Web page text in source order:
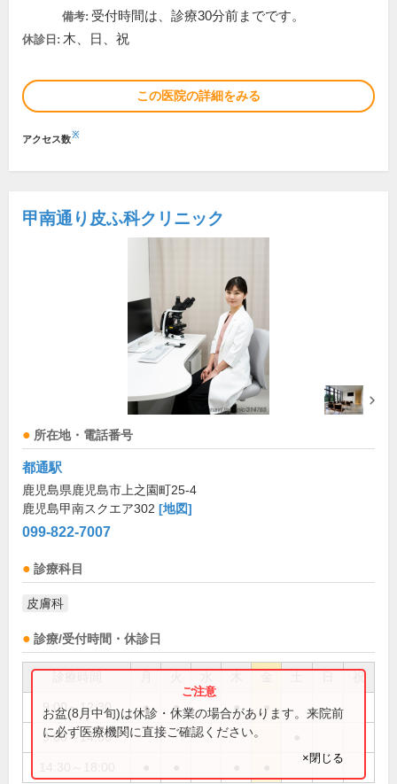
備考: 受付時間は、診療30分前までです。
休診日: 木、日、祝
この医院の詳細をみる
アクセス数※
甲南通り皮ふ科クリニック
所在地・電話番号
都通駅
鹿児島県鹿児島市上之園町25-4
鹿児島甲南スクエア302 [地図]
099-822-7007
診療科目
皮膚科
診療/受付時間・休診日
祝
9:00～12:30 ● ● ● ●
9:00～14:30
お盆(8月中旬)は休診・休業の場合があります。来院前
に必ず医療機関に直接ご確認ください。
×閉じる